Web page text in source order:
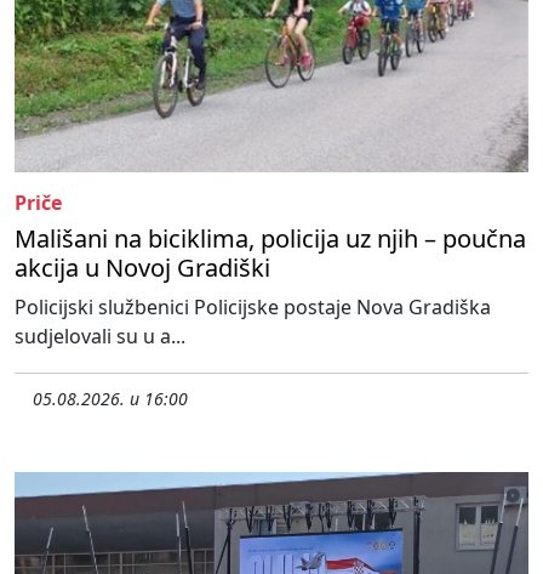
Priče
Mališani na biciklima, policija uz njih – poučna
akcija u Novoj Gradiški
Policijski službenici Policijske postaje Nova Gradiška
sudjelovali su u a...
05.08.2026. u 16:00